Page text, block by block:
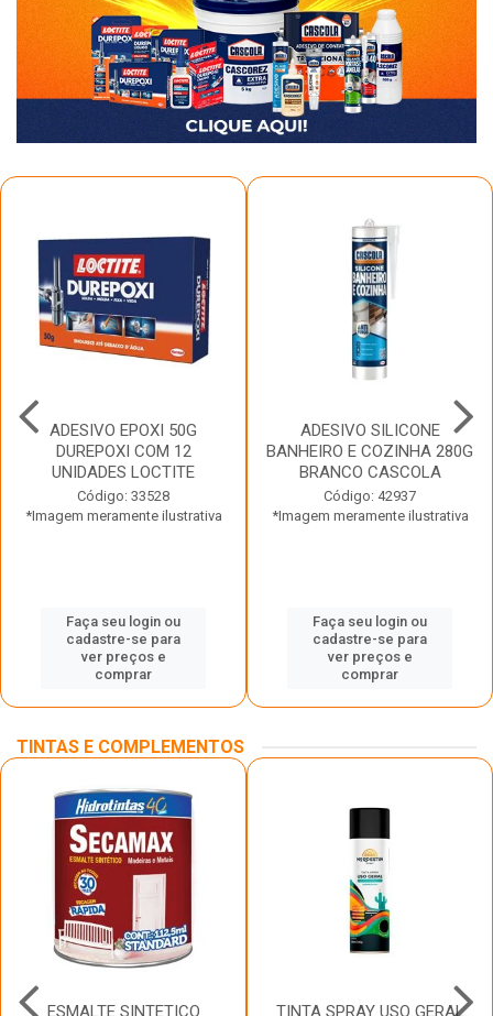
ADESIVO EPOXI 50G
DUREPOXI COM 12
UNIDADES LOCTITE
Código: 33528
*Imagem meramente ilustrativa
Faça seu login ou
cadastre-se para
ver preços e
comprar
ADESIVO SILICONE
BANHEIRO E COZINHA 280G
BRANCO CASCOLA
Código: 42937
*Imagem meramente ilustrativa
Faça seu login ou
cadastre-se para
ver preços e
comprar
TINTAS E COMPLEMENTOS
ESMALTE SINTETICO TINTA SPRAY USO GERAL